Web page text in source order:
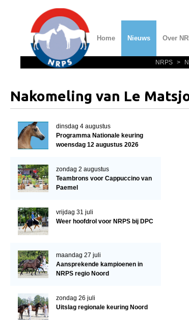
Home Nieuws Over
Over NRPS
Lidmaatschap NRPS
Lid worden
Statuten en reglementen
Privacyverklaring
Algemeen
Import registratie
Veulenregistratie
I&R Registratie
Informatie overschrijven paspoort
NRPS >
Nakomeling van Le
dinsdag 4 augustus
Programma Nationale keuring
woensdag 12 augustus 2026
zondag 2 augustus
Teambrons voor Cappuccino van
Paemel
vrijdag 31 juli
Weer hoofdrol voor NRPS bij DPC
maandag 27 juli
Aansprekende kampioenen in
NRPS regio Noord
zondag 26 juli
Uitslag regionale keuring Noord